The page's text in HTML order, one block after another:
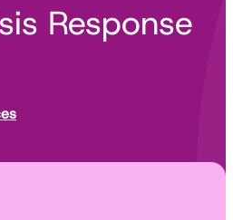
Response